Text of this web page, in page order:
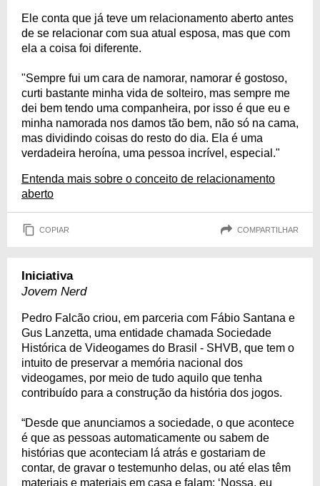
Ele conta que já teve um relacionamento aberto antes
de se relacionar com sua atual esposa, mas que com
ela a coisa foi diferente.
"Sempre fui um cara de namorar, namorar é gostoso,
curti bastante minha vida de solteiro, mas sempre me
dei bem tendo uma companheira, por isso é que eu e
minha namorada nos damos tão bem, não só na cama,
mas dividindo coisas do resto do dia. Ela é uma
verdadeira heroína, uma pessoa incrível, especial."
Entenda mais sobre o conceito de relacionamento
aberto
COPIAR COMPARTILHAR
Iniciativa
Jovem Nerd
Pedro Falcão criou, em parceria com Fábio Santana e
Gus Lanzetta, uma entidade chamada Sociedade
Histórica de Videogames do Brasil - SHVB, que tem o
intuito de preservar a memória nacional dos
videogames, por meio de tudo aquilo que tenha
contribuído para a construção da história dos jogos.
“Desde que anunciamos a sociedade, o que acontece
é que as pessoas automaticamente ou sabem de
histórias que aconteciam lá atrás e gostariam de
contar, de gravar o testemunho delas, ou até elas têm
materiais e materiais em casa e falam: ‘Nossa, eu